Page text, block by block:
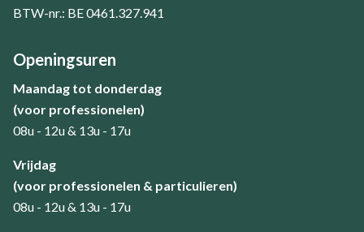
BTW-nr.: BE 0461.327.941
Openingsuren
Maandag tot donderdag
(voor professionelen)
08u - 12u & 13u - 17u
​Vrijdag
(voor professionelen & particulieren)
08u - 12u & 13u - 17u